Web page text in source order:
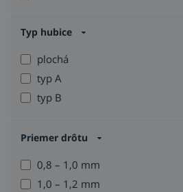
Typ hubice
plochá
typ A
typ B
Priemer drôtu
0,8 – 1,0 mm
1,0 – 1,2 mm